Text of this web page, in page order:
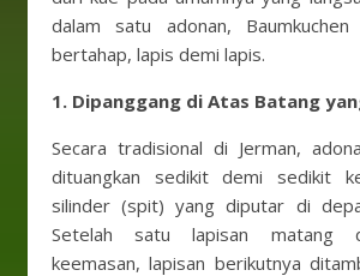
dalam satu adonan,
bertahap, lapis demi lapis.
1. Dipanggang di Atas Batang
Secara tradisional di Jerman,
dituangkan sedikit demi sedikit
silinder (spit) yang diputar di
Setelah satu lapisan matang
keemasan, lapisan berikutnya